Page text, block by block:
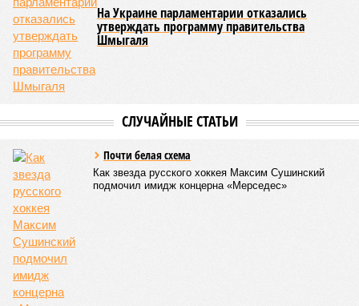
На Украине парламентарии отказались
утверждать программу правительства
Шмыгаля
СЛУЧАЙНЫЕ СТАТЬИ
Почти белая схема
Как звезда русского хоккея Максим Сушинский
подмочил имидж концерна «Мерседес»